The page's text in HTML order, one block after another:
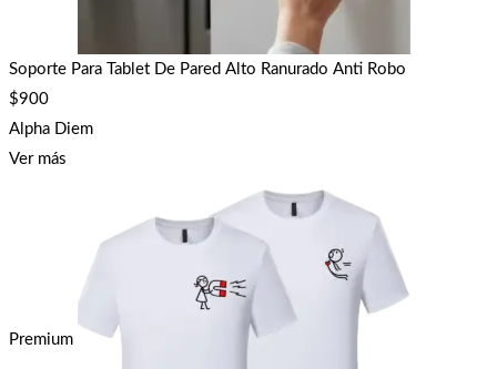
Soporte Para Tablet De Pared Alto Ranurado Anti Robo
$900
Alpha Diem
Ver más
Premium